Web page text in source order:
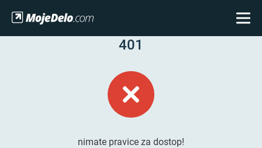
401
nimate pravice za dostop!